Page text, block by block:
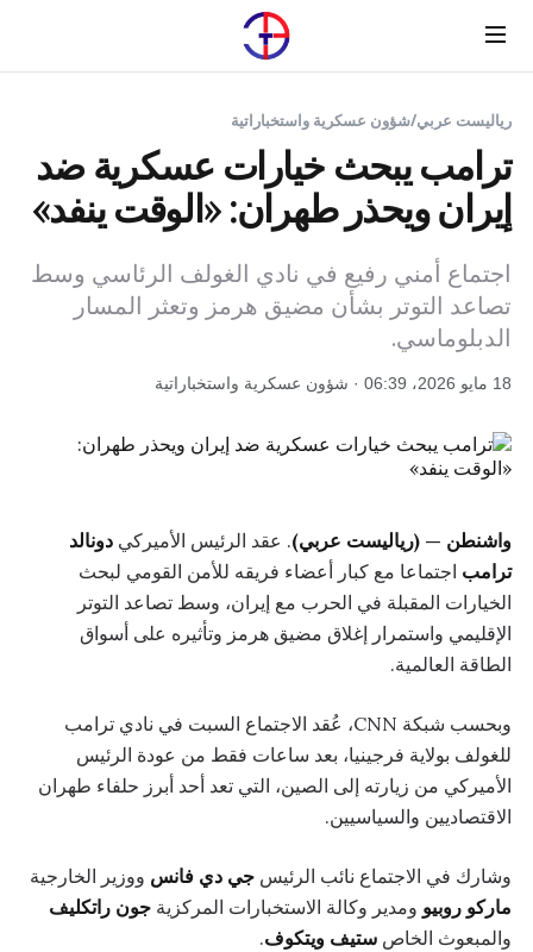
Menu
رياليست عربي/شؤون عسكرية واستخباراتية
ترامب يبحث خيارات عسكرية ضد
إيران ويحذر طهران: «الوقت ينفد»
اجتماع أمني رفيع في نادي الغولف الرئاسي وسط
تصاعد التوتر بشأن مضيق هرمز وتعثر المسار
الدبلوماسي.
18 مايو 2026، 06:39 · شؤون عسكرية واستخباراتية
واشنطن — (رياليست عربي). عقد الرئيس الأميركي دونالد
ترامب اجتماعا مع كبار أعضاء فريقه للأمن القومي لبحث
الخيارات المقبلة في الحرب مع إيران، وسط تصاعد التوتر
الإقليمي واستمرار إغلاق مضيق هرمز وتأثيره على أسواق
الطاقة العالمية.
وبحسب شبكة CNN، عُقد الاجتماع السبت في نادي ترامب
للغولف بولاية فرجينيا، بعد ساعات فقط من عودة الرئيس
الأميركي من زيارته إلى الصين، التي تعد أحد أبرز حلفاء طهران
الاقتصاديين والسياسيين.
وشارك في الاجتماع نائب الرئيس جي دي فانس ووزير الخارجية
ماركو روبيو ومدير وكالة الاستخبارات المركزية جون راتكليف
والمبعوث الخاص ستيف ويتكوف.